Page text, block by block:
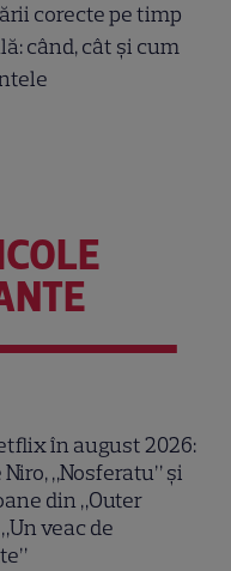
corecte pe timp
când, cât şi cum
în august 2026:
„Nosferatu” și
din „Outer
veac de